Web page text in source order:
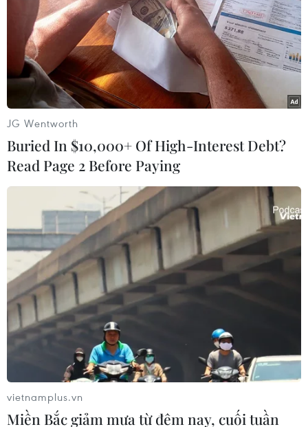
năng tháo lũ cửa tràn là 960m3/s nhưng bị kẹt cửa
van, chỉ xả tràn được với lưu lượng 70m3/s.
Đắk Nông: Túc trực 24/24 giờ đề phòng sự
cố vỡ đập thủy điện Đắc Kar
10/08/2019 02:10
Sự cố kẹt van tràn xả lũ của hồ thủy điện Đắc Kar hiện
vẫn chưa xử lý được, trong khi dự báo những ngày tới
tại khu vực này sẽ tiếp tục có mưa to đến rất to.
JG Wentworth
Buried In $10,000+ Of High-Interest Debt?
Read Page 2 Before Paying
vietnamplus.vn
Miền Bắc giảm mưa từ đêm nay, cuối tuần